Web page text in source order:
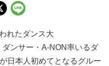
れたダンス大
ダンサー・A-NON率いるダ
日本人初めてとなるグルー